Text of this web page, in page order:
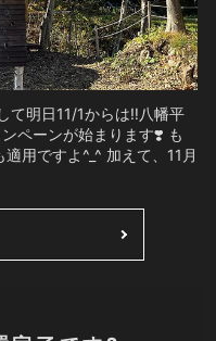
て明日11/1からは‼️八幡平
ペーンが始まります❣️ も
用ですよ^_^ 加えて、11月